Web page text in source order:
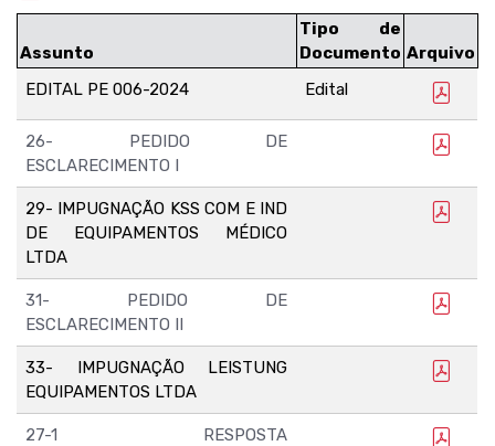
Assunto
Tipo de
Documento Arquivo
EDITAL PE 006-2024
Edital
26- PEDIDO DE
ESCLARECIMENTO I
29- IMPUGNAÇÃO KSS COM E IND
DE EQUIPAMENTOS MÉDICO
LTDA
31- PEDIDO DE
ESCLARECIMENTO II
33- IMPUGNAÇÃO LEISTUNG
EQUIPAMENTOS LTDA
27-1 RESPOSTA